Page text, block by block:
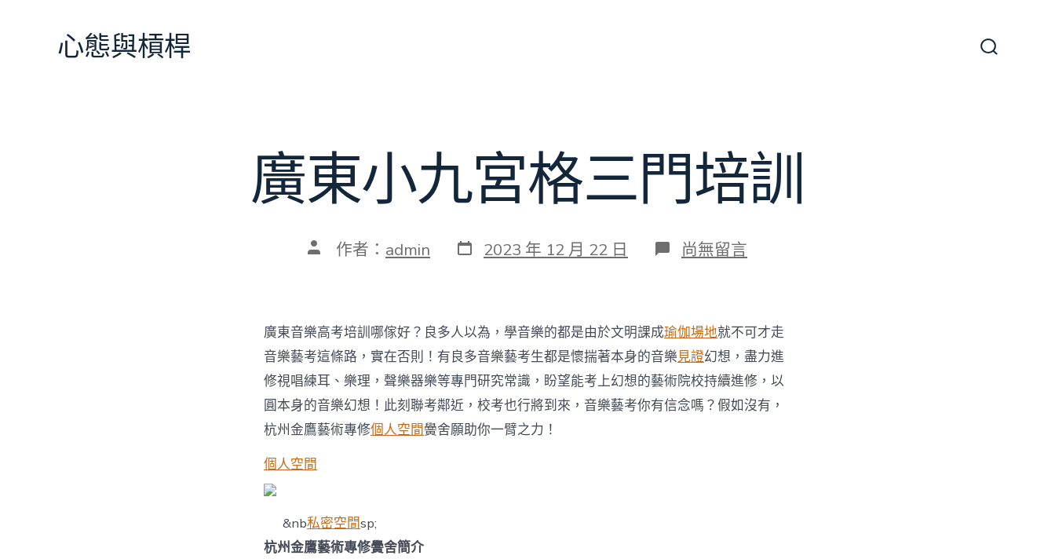
心態與槓桿
廣東小九宮格三門培訓
文 作者： admin 發
表
2023 年 12 月 22 日 在
〈廣
宮
格
三
門
培
訓〉
尚無留言
廣東音樂高考培訓哪傢好？良多人以為，學音樂的都是由於文明課成瑜伽場地就不可才走
音樂藝考這條路，實在否則！有良多音樂藝考生都是懷揣著本身的音樂見證幻想，盡力進
修視唱練耳、樂理，聲樂器樂等專門研究常識，盼望能考上幻想的藝術院校持續進修，以
圓本身的音樂幻想！此刻聯考鄰近，校考也行將到來，音樂藝考你有信念嗎？假如沒有，
杭州金鷹藝術專修個人空間黌舍願助你一臂之力！
個人空間
&nb私密空間sp;
杭州金鷹藝術專修黌舍簡介